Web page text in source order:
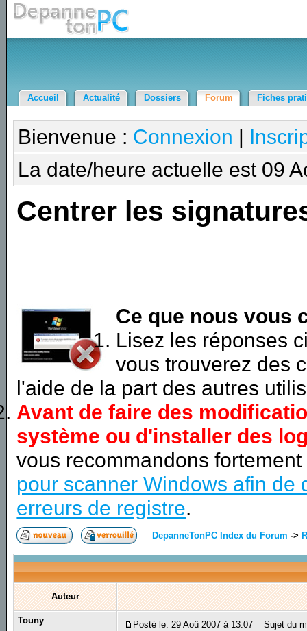
Accueil Actualité Dossiers Forum Fiches
Bienvenue : Connexion |
La date/heure actuelle est 09
Centrer les
Ce que nous vous
Lisez les réponses
vous trouverez des
l'aide de la part des autres
Avant de faire des
système ou d'installer des
vous recommandons
pour scanner Windows afin de
erreurs de registre.
DepanneTonPC Index du Forum ->
Auteur
Touny Posté le: 29 Aoû 2007 à 13:07 Sujet du